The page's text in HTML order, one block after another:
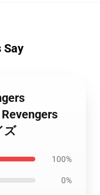
Say
ズ
100%
0%